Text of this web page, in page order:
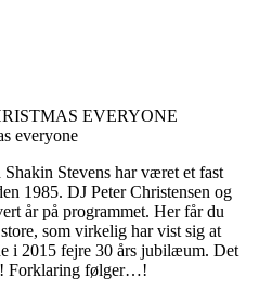
EVERYONE
Stevens har været et fast
1985. DJ Peter Christensen og
år på programmet. Her får du
som virkelig har vist sig at
i 2015 fejre 30 års jubilæum. Det
Forklaring følger…!